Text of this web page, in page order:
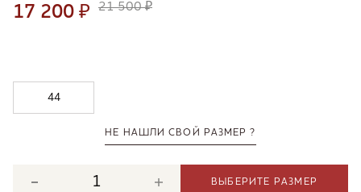
17 200 ₽ 21 500 ₽
НЕ НАШЛИ СВОЙ РАЗМЕР ?
44
ВЫБЕРИТЕ РАЗМЕР